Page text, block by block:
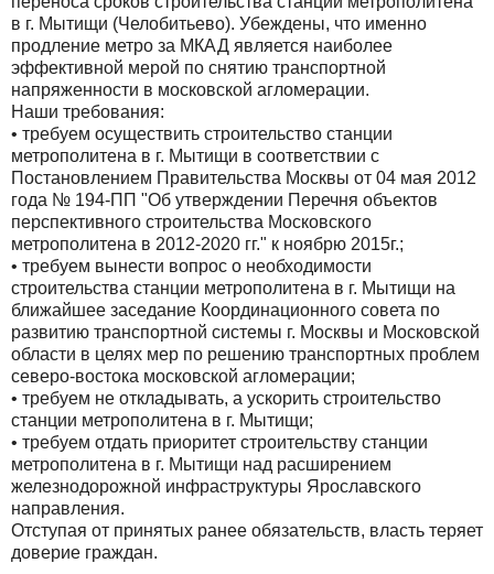
в г. Мытищи (Челобитьево). Убеждены, что именно
продление метро за МКАД является наиболее
эффективной мерой по снятию транспортной
напряженности в московской агломерации.
Наши требования:
• требуем осуществить строительство станции
метрополитена в г. Мытищи в соответствии с
Постановлением Правительства Москвы от 04 мая 2012
года № 194-ПП "Об утверждении Перечня объектов
перспективного строительства Московского
метрополитена в 2012-2020 гг." к ноябрю 2015г.;
• требуем вынести вопрос о необходимости
строительства станции метрополитена в г. Мытищи на
ближайшее заседание Координационного совета по
развитию транспортной системы г. Москвы и Московской
области в целях мер по решению транспортных проблем
северо-востока московской агломерации;
• требуем не откладывать, а ускорить строительство
станции метрополитена в г. Мытищи;
• требуем отдать приоритет строительству станции
метрополитена в г. Мытищи над расширением
железнодорожной инфраструктуры Ярославского
направления.
Отступая от принятых ранее обязательств, власть теряет
доверие граждан.